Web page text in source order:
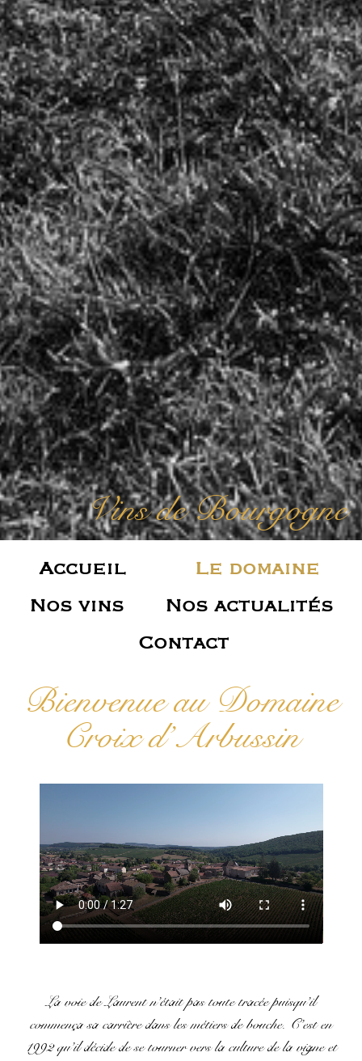
Vins de Bourgogne
Accueil
Le domaine
Nos vins
Nos actualités
Contact
Bienvenue au Domaine
Croix d’Arbussin
La voie de Laurent n’était pas toute tracée puisqu’il
commença sa carrière dans les métiers de bouche. C’est en
1992 qu’il décide de se tourner vers la culture de la vigne et